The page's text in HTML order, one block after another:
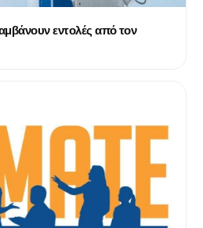
εντολές από τον